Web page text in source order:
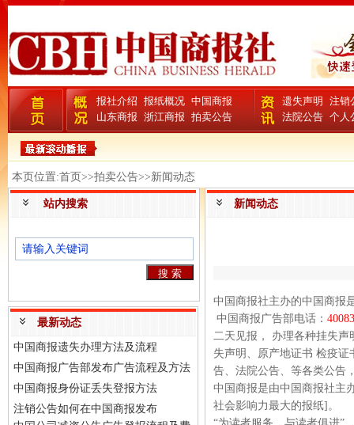
报社介绍 报纸概况 中国商报
山东商报 浙江商报 拍卖公告
遗失声明
注销
法院公告 个人
本页位置:首页>>拍卖公告>>新闻动态
站内搜索
最新动态
中国商报遗失办理方法及流程
中国商报广告部发布广告流程及方法
中国商报身份证丢失登报方法
注销公告如何在中国商报发布
新闻动态
中国商报社主办的中国商报
中国商报广告部电话：
二天见报， 办理各种挂失
失声明、原产地证书 检疫
告、法院公告、等各类公告
中国商报是由中国商报社主
社会影响力最大的报纸]。